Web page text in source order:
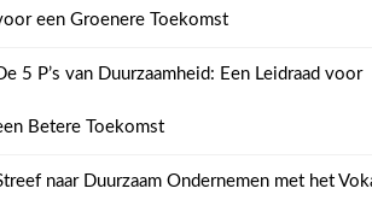
een Groenere Toekomst
5 P’s van Duurzaamheid: Een Leidraad voor
Betere Toekomst
naar Duurzaam Ondernemen met het